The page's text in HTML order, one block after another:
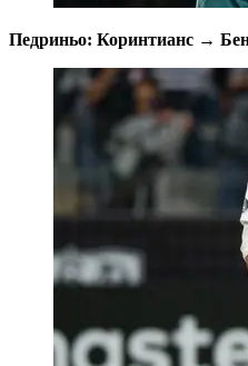
Педриньо: Коринтианс →